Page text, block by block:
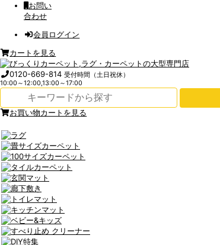
お問い
合わせ
会員ログイン
カートを見る
0120-669-814受付時間（土日祝休）
10:00～12:00,13:00～17:00
お買い物カートを見る